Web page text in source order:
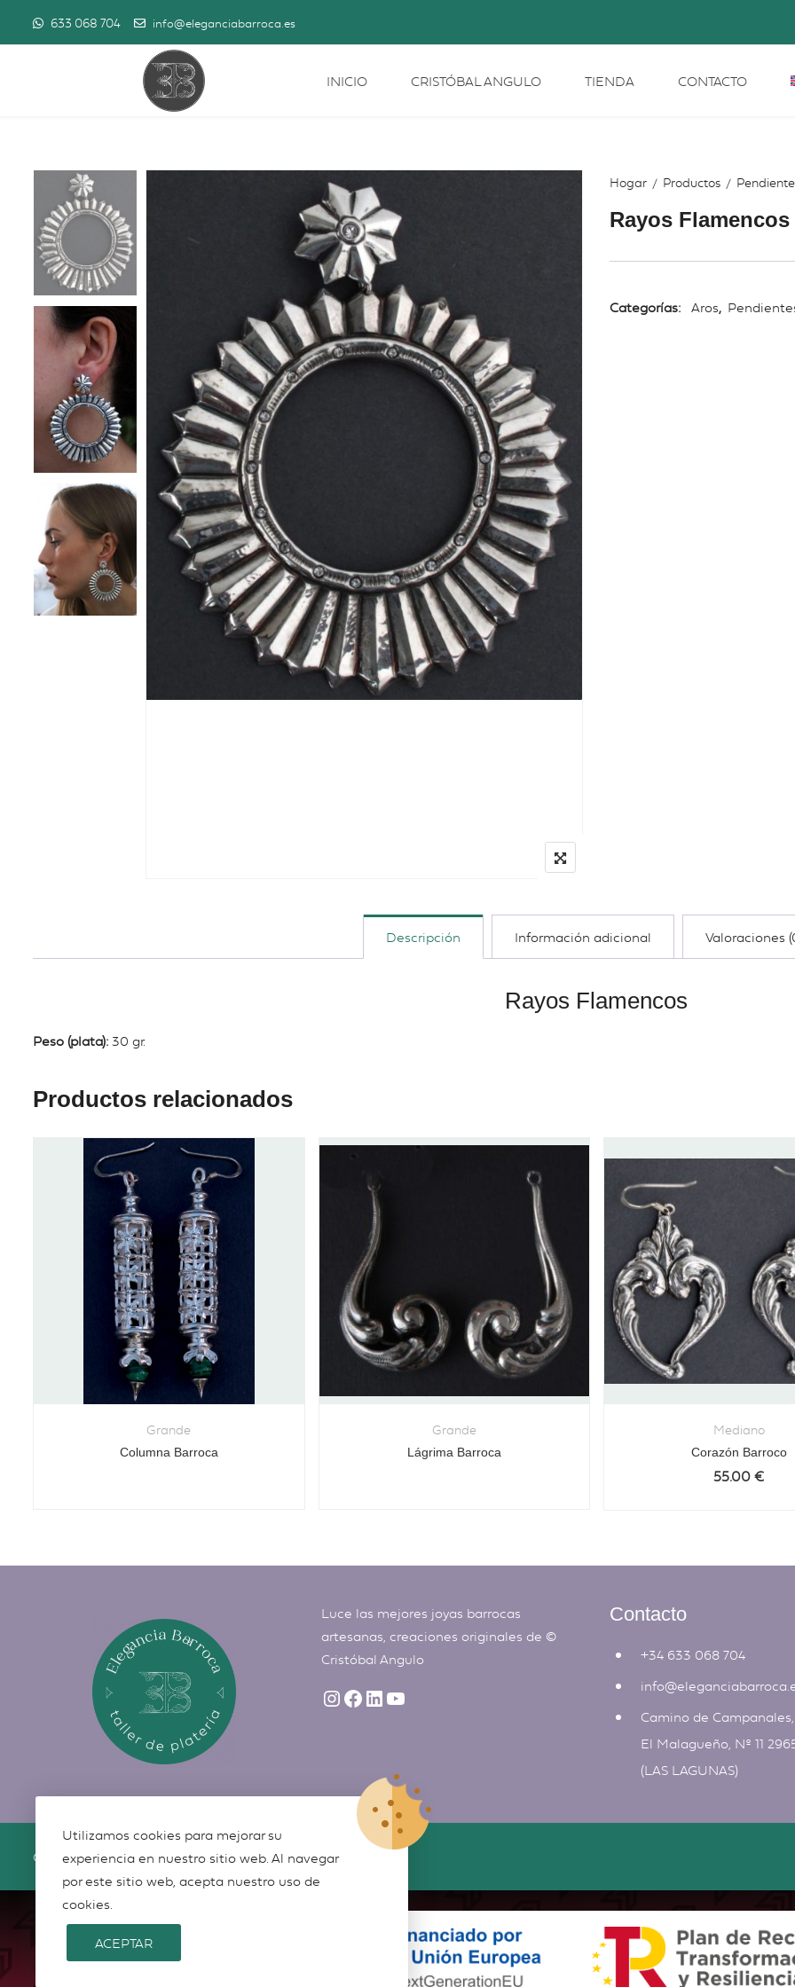
633 068 704 info@eleganciabarroca.es
INICIO CRISTÓBAL ANGULO TIENDA CONTACTO
Hogar Productos
Rayos Flamencos
Categorías: Aros,
Descripción Información adicional Valoraciones
Rayos Flamencos
Peso (plata):30 gr.
Productos relacionados
Grande
Columna Barroca
Grande
Lágrima Barroca
Mediano
Corazón Barroco
55.00€
Luce las mejores joyas barrocas
artesanas, creaciones originales de ©
Cristóbal Angulo
Contacto
+34 633 068 704
Camino de
El Malagueño, Nº 11
(LAS LAGUNAS)
© Elegancia Barroca2026
Utilizamos cookies para mejorar su
experiencia en nuestro sitio web. Al navegar
por este sitio web, acepta nuestro uso de
cookies.
ACEPTAR